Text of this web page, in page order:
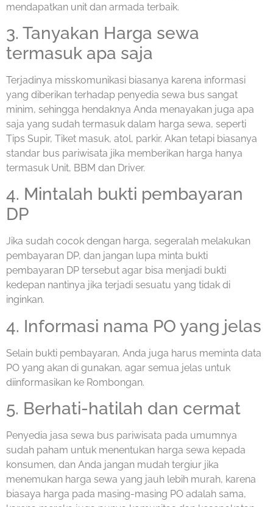
mendapatkan unit dan armada terbaik.
3. Tanyakan Harga sewa
termasuk apa saja
Terjadinya misskomunikasi biasanya karena informasi
yang diberikan terhadap penyedia sewa bus sangat
minim, sehingga hendaknya Anda menayakan juga apa
saja yang sudah termasuk dalam harga sewa, seperti
Tips Supir, Tiket masuk, atol, parkir. Akan tetapi biasanya
standar bus pariwisata jika memberikan harga hanya
termasuk Unit, BBM dan Driver.
4. Mintalah bukti pembayaran
DP
Jika sudah cocok dengan harga, segeralah melakukan
pembayaran DP, dan jangan lupa minta bukti
pembayaran DP tersebut agar bisa menjadi bukti
kedepan nantinya jika terjadi sesuatu yang tidak di
inginkan.
4. Informasi nama PO yang jelas
Selain bukti pembayaran, Anda juga harus meminta data
PO yang akan di gunakan, agar semua jelas untuk
diinformasikan ke Rombongan.
5. Berhati-hatilah dan cermat
Penyedia jasa sewa bus pariwisata pada umumnya
sudah paham untuk menentukan harga sewa kepada
konsumen, dan Anda jangan mudah tergiur jika
menemukan harga sewa yang jauh lebih murah, karena
biasaya harga pada masing-masing PO adalah sama,